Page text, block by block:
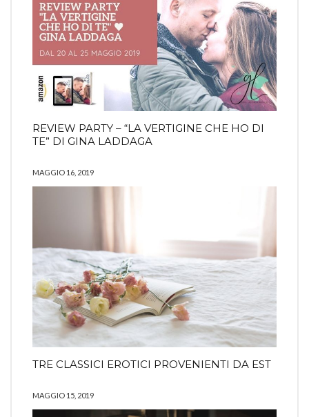
REVIEW PARTY – “LA VERTIGINE CHE HO DI
TE” DI GINA LADDAGA
MAGGIO 16, 2019
TRE CLASSICI EROTICI PROVENIENTI DA EST
MAGGIO 15, 2019